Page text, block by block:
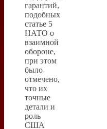
гарантий,
подобных
статье 5
НАТО о
взаимной
обороне,
при этом
было
отмечено,
что их
точные
детали и
роль
США